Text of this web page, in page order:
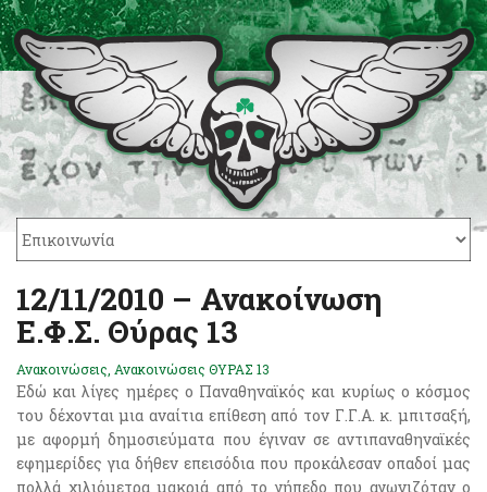
12/11/2010 – Ανακοίνωση
Ε.Φ.Σ. Θύρας 13
Ανακοινώσεις Ανακοινώσεις ΘΥΡΑΣ 13
Εδώ και λίγες ημέρες ο Παναθηναϊκός και κυρίως ο κόσμος
του δέχονται μια αναίτια επίθεση από τον Γ.Γ.Α. κ. μπιτσαξή,
με αφορμή δημοσιεύματα που έγιναν σε αντιπαναθηναϊκές
εφημερίδες για δήθεν επεισόδια που προκάλεσαν οπαδοί μας
πολλά χιλιόμετρα μακριά από το γήπεδο που αγωνιζόταν ο